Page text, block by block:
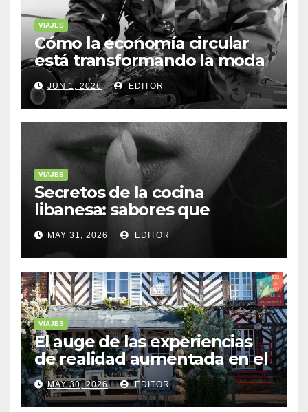
VIAJES
Cómo la economía circular
está transformando la moda
sostenible
JUN 1, 2026 EDITOR
VIAJES
Secretos de la cocina
libanesa: sabores que
cuentan historias
MAY 31, 2026 EDITOR
VIAJES
El auge de las experiencias
de realidad aumentada en el
turismo
MAY 30, 2026 EDITOR